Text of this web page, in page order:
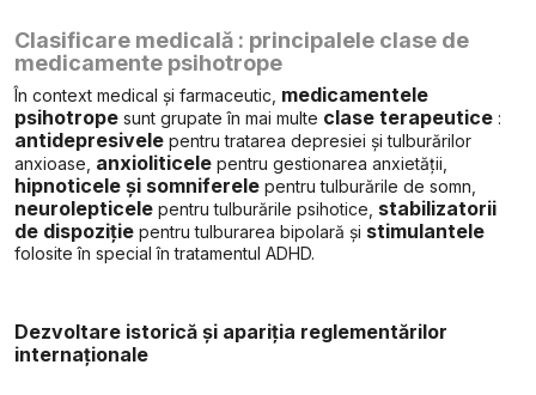
Clasificare medicală : principalele clase de
medicamente psihotrope
În context medical și farmaceutic, medicamentele
psihotrope sunt grupate în mai multe clase terapeutice :
antidepresivele pentru tratarea depresiei și tulburărilor
anxioase, anxioliticele pentru gestionarea anxietății,
hipnoticele și somniferele pentru tulburările de somn,
neurolepticele pentru tulburările psihotice, stabilizatorii
de dispoziție pentru tulburarea bipolară și stimulantele
folosite în special în tratamentul ADHD.
Dezvoltare istorică și apariția reglementărilor
internaționale